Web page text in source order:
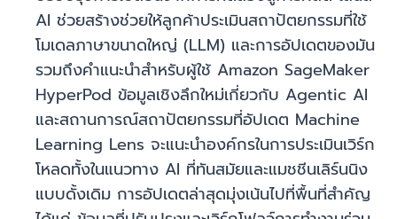
AI ช่วยสร้างช่วยให้ลูกค้าประเมินสถาปัตยกรรมที่ใช้
โมเดลภาษาขนาดใหญ่ (LLM) และการอัปเดตของมัน
รวมถึงคำแนะนำสำหรับผู้ใช้ Amazon SageMaker
HyperPod ข้อมูลเชิงลึกใหม่เกี่ยวกับ Agentic AI
และสถานการณ์สถาปัตยกรรมที่อัปเดต Machine
Learning Lens จะแนะนำองค์กรในการประเมินเวิร์ก
โหลดทั้งในแนวทาง AI ที่ทันสมัยและแมชชีนเลิร์นนิง
แบบดั้งเดิม การอัปเดตล่าสุดมุ่งเน้นไปที่พื้นที่สำคัญ